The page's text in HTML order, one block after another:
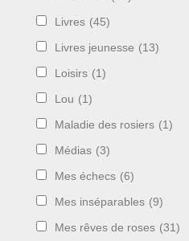
Livres (45)
Livres jeunesse (13)
Loisirs (1)
Lou (1)
Maladie des rosiers (1)
Médias (3)
Mes échecs (6)
Mes inséparables (9)
Mes rêves de roses (31)